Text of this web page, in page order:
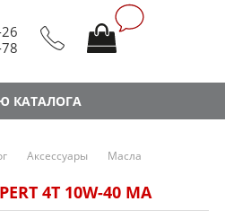
КАТАЛОГА
Аксессуары Масла
4T 10W-40 MA